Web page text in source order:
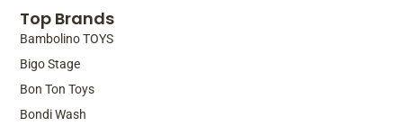
Top Brands
Bambolino TOYS
Bigo Stage
Bon Ton Toys
Bondi Wash